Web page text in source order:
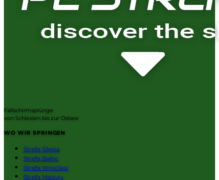
Fallschirmsprünge
von Schlesien bis zur Ostsee
WO WIR SPRINGEN
Strefa Silesia
Strefa Baltic
Strefa Wroclaw
Strefa Mazury